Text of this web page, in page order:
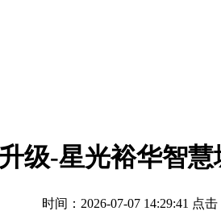
级-星光裕华智
时间：2026-07-07 14:29:41 点击